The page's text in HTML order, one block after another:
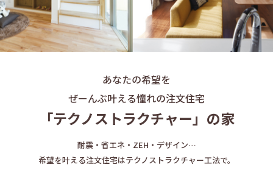
あなたの希望を
ぜーんぶ叶える憧れの注文住宅
「テクノストラクチャー」の家
耐震・省エネ・ZEH・デザイン…
希望を叶える注文住宅はテクノストラクチャー工法で。